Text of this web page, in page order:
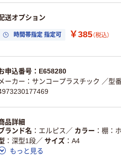
送オプション
時間帯指定 指定可 ￥385（税込）
申込番号：E658280
ーカー：サンコープラスチック ／型
品詳細
ランド名
エルピス ／ カラー 棚：
深型1段／ サイズ
A4
もっと見る